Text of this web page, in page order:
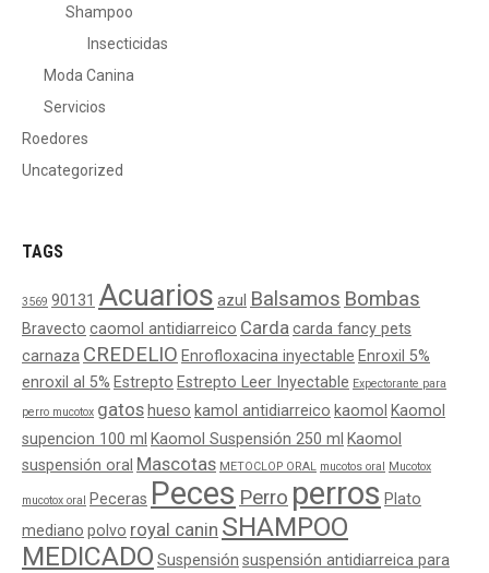
Shampoo
Insecticidas
Moda Canina
Servicios
Roedores
Uncategorized
TAGS
3569 90131 Acuarios azul Balsamos Bombas
Bravecto caomol antidiarreico Cardacarda fancy pets
carnaza CREDELIO Enrofloxacina inyectable Enroxil 5%
enroxil al 5% Estrepto Estrepto Leer Inyectable Expectorante para
perro mucotox gatos hueso kamol antidiarreico kaomol Kaomol
supencion 100 ml Kaomol Suspensión 250 ml Kaomol
suspensión oral Mascotas METOCLOP ORAL mucotos oral Mucotox
mucotox oral Peceras Peces Perro perros Plato
mediano polvo royal canin SHAMPOO
MEDICADO Suspensión suspensión antidiarreica para